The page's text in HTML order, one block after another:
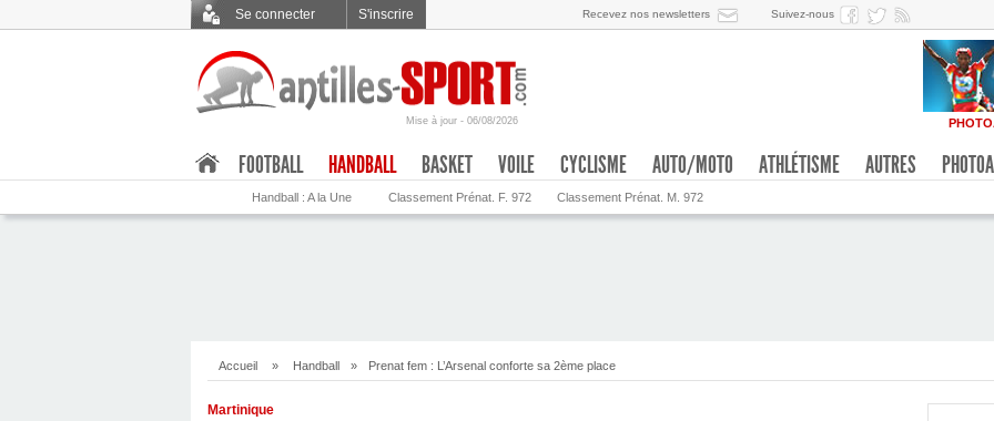
Se connecter S'inscrire Recevez nos newsletters Suivez-nous
Mise à jour - 06/08/2026
FOOTBALL HANDBALL
Handball : A la Une Classement Prénat. F. 972 Classement Prénat. M. 972
BASKET VOILE CYCLISME AUTO/MOTO ATHLÉTISME AUTRES
Accueil » Handball » Prenat fem : L’Arsenal conforte sa 2ème place
Martinique